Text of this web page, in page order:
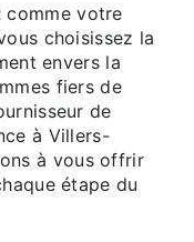
comme votre
choisissez la
envers la
fiers de
de
à Villers-
à vous offrir
étape du